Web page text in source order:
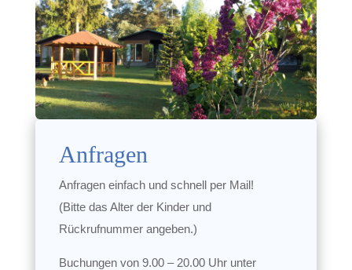
Anfragen
Anfragen einfach und schnell per Mail!
(Bitte das Alter der Kinder und
Rückrufnummer angeben.)
Buchungen von 9.00 – 20.00 Uhr unter